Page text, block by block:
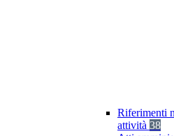
Riferimenti
attività 38